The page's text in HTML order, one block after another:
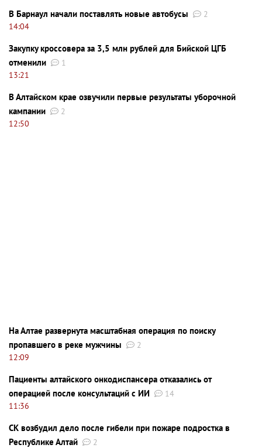
В Барнаул начали поставлять новые автобусы
2
14:04
Закупку кроссовера за 3,5 млн рублей для Бийской ЦГБ
отменили
1
13:21
В Алтайском крае озвучили первые результаты уборочной
кампании
2
12:50
На Алтае развернута масштабная операция по поиску
пропавшего в реке мужчины
2
12:09
Пациенты алтайского онкодиспансера отказались от
операцией после консультаций с ИИ
14
11:36
СК возбудил дело после гибели при пожаре подростка в
Республике Алтай
2